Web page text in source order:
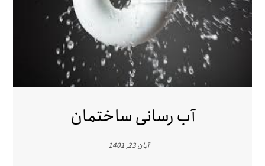
آب رسانی ساختمان
آبان 23, 1401